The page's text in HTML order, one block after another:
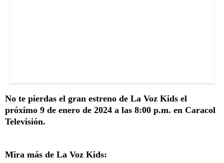
No te pierdas el gran estreno de La Voz Kids el
próximo 9 de enero de 2024 a las 8:00 p.m. en Caracol
Televisión.
Mira más de La Voz Kids: